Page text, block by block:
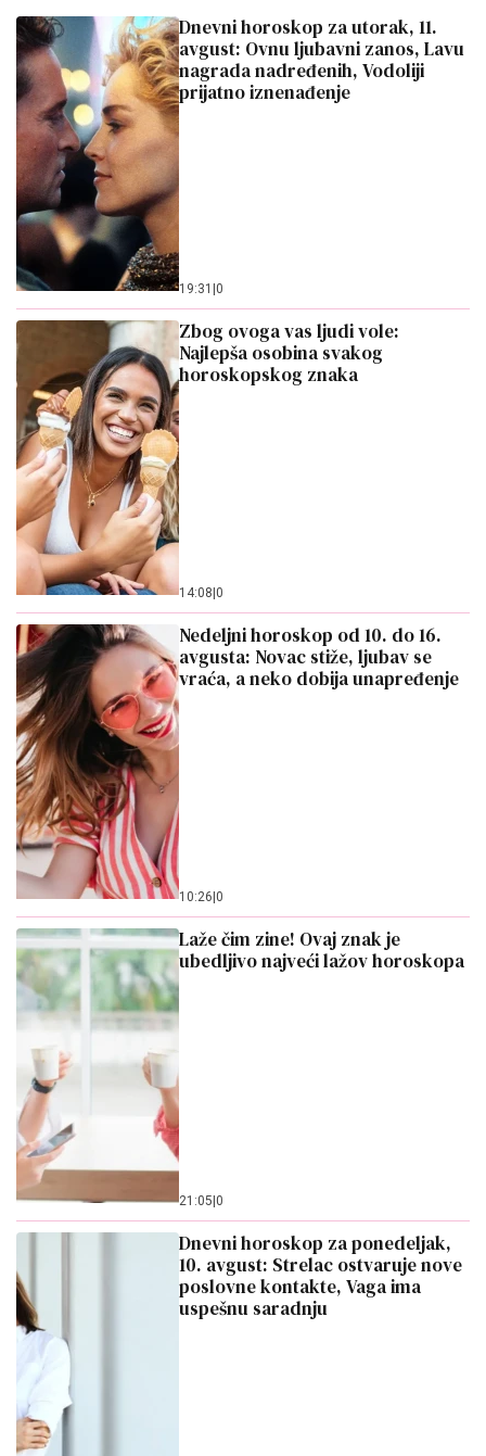
Dnevni horoskop za utorak, 11.
avgust: Ovnu ljubavni zanos, Lavu
nagrada nadređenih, Vodoliji
prijatno iznenađenje
19:31 0
Zbog ovoga vas ljudi vole:
Najlepša osobina svakog
horoskopskog znaka
14:08 0
Nedeljni horoskop od 10. do 16.
avgusta: Novac stiže, ljubav se
vraća, a neko dobija unapređenje
10:26 0
Laže čim zine! Ovaj znak je
ubedljivo najveći lažov horoskopa
21:05 0
Dnevni horoskop za ponedeljak,
10. avgust: Strelac ostvaruje nove
poslovne kontakte, Vaga ima
uspešnu saradnju